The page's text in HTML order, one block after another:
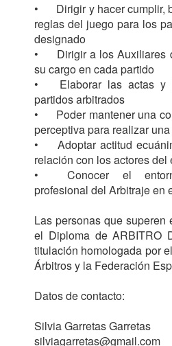
•	Dirigir y hacer cumplir, bajo su autoridad, las
reglas del juego para los
designado
•	Dirigir a los Auxiliares de Pista que tenga a
su cargo en cada partido
•	Elaborar las actas y los informes de los
partidos arbitrados
•	Poder mantener una conducta de atención y
perceptiva para realizar
•	Adoptar actitud ecuánime y prudente en su
relación con los actores del
•	Conocer el entorno del desarrollo
profesional del Arbitraje en
Las personas que superen
el Diploma de ARBITRO
titulación homologada por
Árbitros y la Federación
Datos de contacto:
Silvia Garretas Garretas
silviagarretas@gmail.com